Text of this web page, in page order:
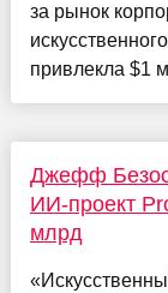
за рынок
привлекла $1
Джефф
ИИ-проект
млрд